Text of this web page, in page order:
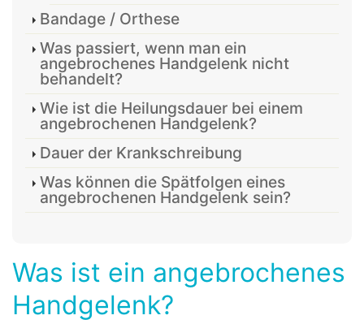
Bandage / Orthese
Was passiert, wenn man ein
angebrochenes Handgelenk nicht
behandelt?
Wie ist die Heilungsdauer bei einem
angebrochenen Handgelenk?
Dauer der Krankschreibung
Was können die Spätfolgen eines
angebrochenen Handgelenk sein?
Was ist ein angebrochenes
Handgelenk?